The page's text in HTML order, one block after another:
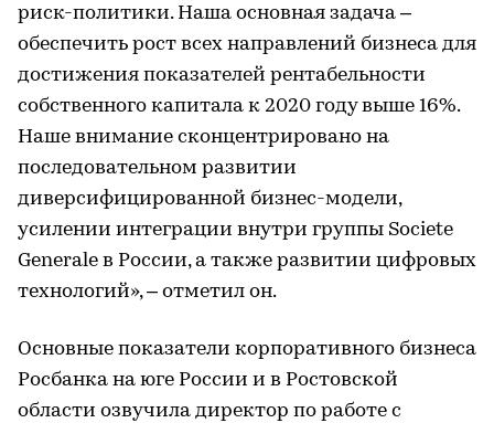
риск-политики. Наша основная задача –
обеспечить рост всех направлений бизнеса для
достижения показателей рентабельности
собственного капитала к 2020 году выше 16%.
Наше внимание сконцентрировано на
последовательном развитии
диверсифицированной бизнес-модели,
усилении интеграции внутри группы Societe
Generale в России, а также развитии цифровых
технологий», – отметил он.
Основные показатели корпоративного бизнеса
Росбанка на юге России и в Ростовской
области озвучила директор по работе с